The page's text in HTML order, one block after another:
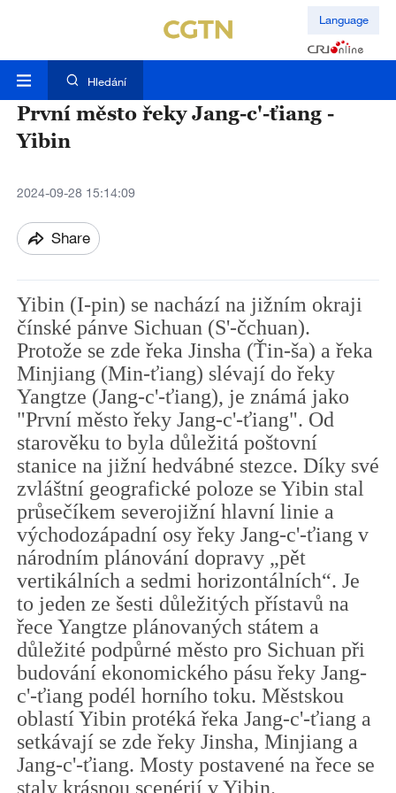
Language
Hledání
První město řeky Jang-c'-ťiang -
Yibin
2024-09-28 15:14:09
Share
Yibin (I-pin) se nachází na jižním okraji
čínské pánve Sichuan (S'-čchuan).
Protože se zde řeka Jinsha (Ťin-ša) a řeka
Minjiang (Min-ťiang) slévají do řeky
Yangtze (Jang-c'-ťiang), je známá jako
"První město řeky Jang-c'-ťiang". Od
starověku to byla důležitá poštovní
stanice na jižní hedvábné stezce. Díky své
zvláštní geografické poloze se Yibin stal
průsečíkem severojižní hlavní linie a
východozápadní osy řeky Jang-c'-ťiang v
národním plánování dopravy „pět
vertikálních a sedmi horizontálních“. Je
to jeden ze šesti důležitých přístavů na
řece Yangtze plánovaných státem a
důležité podpůrné město pro Sichuan při
budování ekonomického pásu řeky Jang-
c'-ťiang podél horního toku. Městskou
oblastí Yibin protéká řeka Jang-c'-ťiang a
setkávají se zde řeky Jinsha, Minjiang a
Jang-c'-ťiang. Mosty postavené na řece se
staly krásnou scenérií v Yibin.